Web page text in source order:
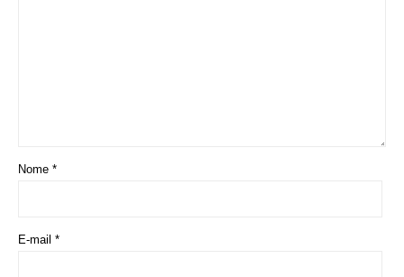
Nome *
E-mail *